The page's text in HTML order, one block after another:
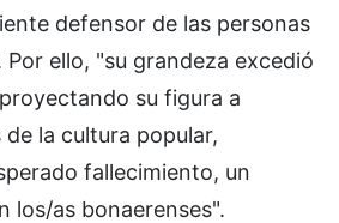
defensor de las personas
Por ello, "su grandeza excedió
su figura a
la cultura popular,
fallecimiento, un
los/as bonaerenses".